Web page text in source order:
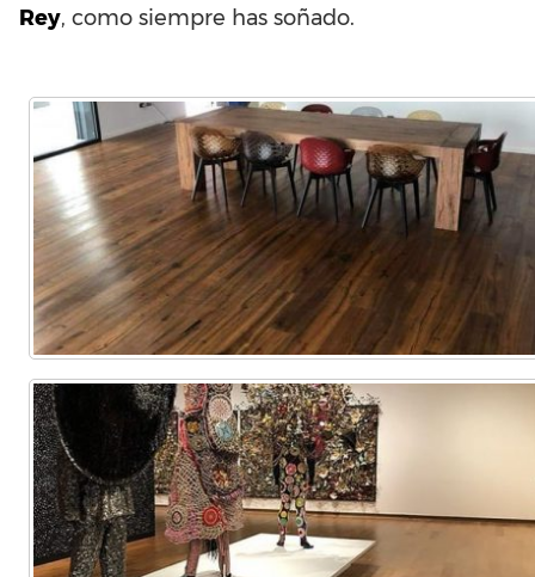
Rey, como siempre has soñado.